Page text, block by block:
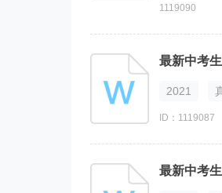
1119090
最新中考
2021
ID：1119087
最新中考